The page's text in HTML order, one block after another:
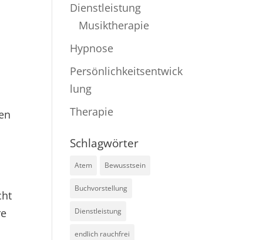
Dienstleistung
Musiktherapie
Hypnose
Persönlichkeitsentwick
lung
Therapie
Schlagwörter
Atem Bewusstsein
Buchvorstellung
Dienstleistung
endlich rauchfrei